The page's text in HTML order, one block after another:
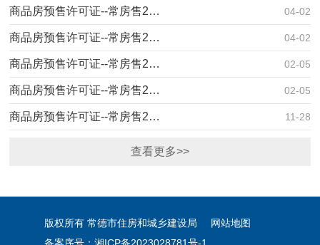
04-02
商品房预售许可证--常房售2…
04-02
商品房预售许可证--常房售2…
02-05
商品房预售许可证--常房售2…
02-05
商品房预售许可证--常房售2…
11-28
商品房预售许可证--常房售2…
查看更多>>
版权所有 常德市住房和城乡建设局
网站地图
备案序号：湘ICP备2023028781号-1